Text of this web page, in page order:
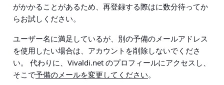
がかかることがあるため、再登録する際はに数分待ってか
らお試しください。
ユーザー名に満足しているが、別の予備のメールアドレス
を使用したい場合は、アカウントを削除しないでくださ
い。 代わりに、Vivaldi.net のプロフィールにアクセスし、
そこで予備のメールを変更してください。